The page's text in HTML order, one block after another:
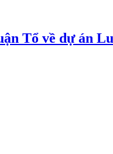
Tổ về dự án